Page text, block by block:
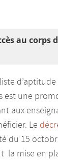
au corps
est une
aux
Le
du 15
la mise en